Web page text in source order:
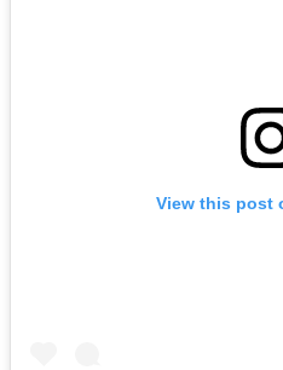
View this post